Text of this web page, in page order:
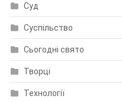
Суд
Суспільство
Сьогодні свято
Творці
Технології